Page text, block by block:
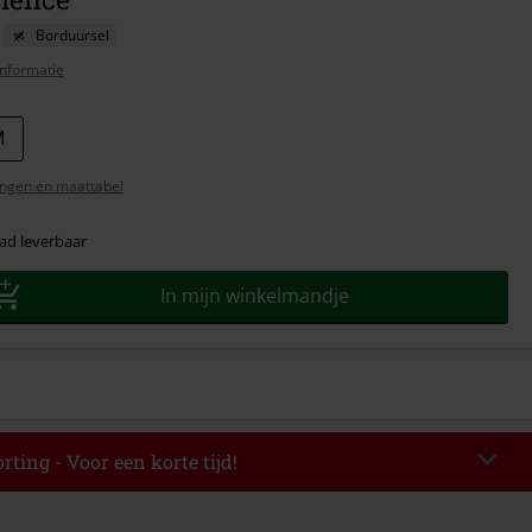
Borduursel
en maattabel
leverbaar
In mijn winkelmandje
- Voor een korte tijd!